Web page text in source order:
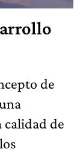
de
calidad de